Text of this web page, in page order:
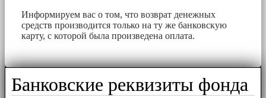
Информируем вас о том, что возврат денежных
средств производится только на ту же банковскую
карту, с которой была произведена оплата.
Банковские реквизиты фонда